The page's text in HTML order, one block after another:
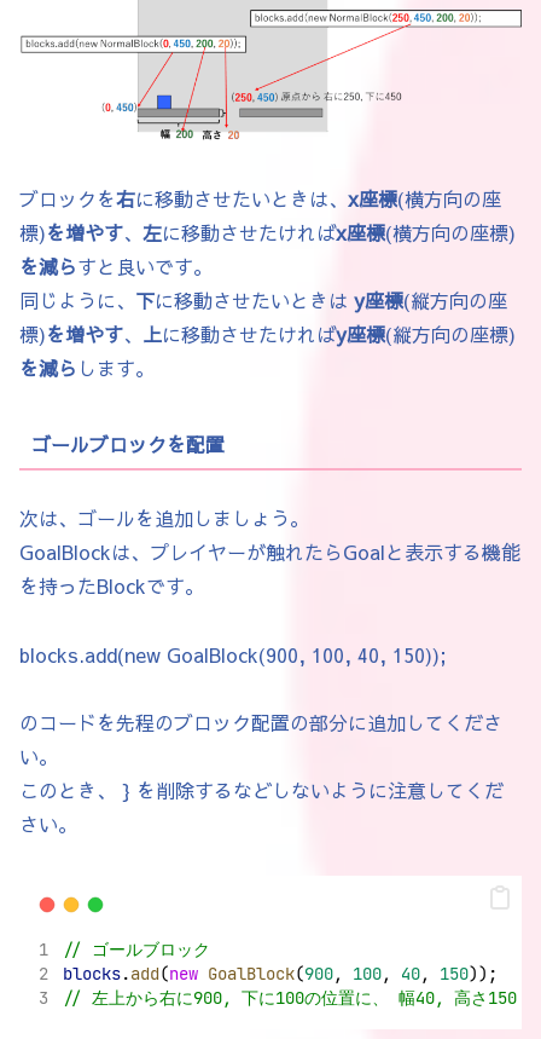
class GoalBlock extends BlockBase {
GoalBlock(float x, float y, float w,
    super(x, y, w, h);
    col = color(255, 0, 0);
  @Override
    void onTouch(Player p) {
    p.isCleared = true;
  }
}
ブロックを右に移動させたいときは、 x座標(横方向の座
標)を増やす、 左に移動させたければx座標(横方向の座標)
を減らすと良いです。
同じように、 下に移動させたいときは y座標(縦方向の座
標)を増やす、 上に移動させたければy座標(縦方向の座標)
を減ら します。
ゴールブロックを配置
次は、ゴールを追加しましょう。
GoalBlockは、プレイヤーが触れたらGoalと表示する機能
を持ったBlockです。
blocks.add(new GoalBlock(900, 100, 40, 150));
のコードを先程のブロック配置の部分に追加してくださ
い。
このとき、 } を削除するなどしないように注意してくだ
さい。
// ゴールブロック
blocks.add(new GoalBlock(900, 100, 40, 150));
// 左上から右に900, 下に100の位置に、 幅40, 高さ150 の